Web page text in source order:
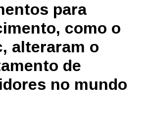
para
como o
alteraram o
de
no mundo